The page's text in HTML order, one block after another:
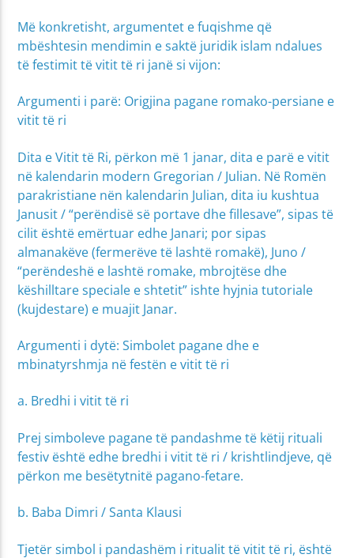
Më konkretisht, argumentet e fuqishme që
mbështesin mendimin e saktë juridik islam ndalues
të festimit të vitit të ri janë si vijon:
Argumenti i parë: Origjina pagane romako-persiane e
vitit të ri
Dita e Vitit të Ri, përkon më 1 janar, dita e parë e vitit
në kalendarin modern Gregorian / Julian. Në Romën
parakristiane nën kalendarin Julian, dita iu kushtua
Janusit / “perëndisë së portave dhe fillesave”, sipas të
cilit është emërtuar edhe Janari; por sipas
almanakëve (fermerëve të lashtë romakë), Juno /
“perëndeshë e lashtë romake, mbrojtëse dhe
këshilltare speciale e shtetit” ishte hyjnia tutoriale
(kujdestare) e muajit Janar.
Argumenti i dytë: Simbolet pagane dhe e
mbinatyrshmja në festën e vitit të ri
a. Bredhi i vitit të ri
Prej simboleve pagane të pandashme të këtij rituali
festiv është edhe bredhi i vitit të ri / krishtlindjeve, që
përkon me besëtytnitë pagano-fetare.
b. Baba Dimri / Santa Klausi
Tjetër simbol i pandashëm i ritualit të vitit të ri, është